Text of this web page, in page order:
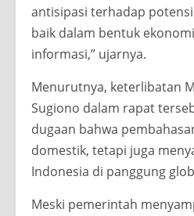
antisipasi terhadap
baik dalam bentuk
informasi,” ujarnya.
Menurutnya, keterlibatan
Sugiono dalam rapat
dugaan bahwa
domestik, tetapi juga
Indonesia di panggung
Meski pemerintah